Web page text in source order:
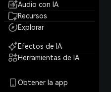
Audio con IA
Recursos
Explorar
Efectos de IA
Herramientas de IA
Obtener la app